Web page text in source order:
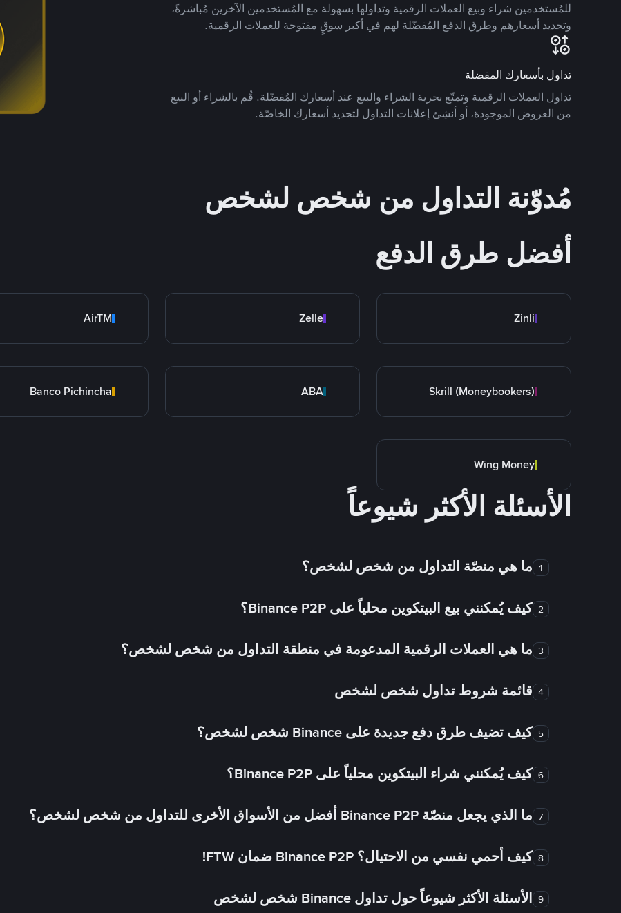
للمُستخدمين شراء وبيع العملات الرقمية وتداولها بسهولة مع المُستخدمين الآخرين مُباشرةً،
وتحديد أسعارهم وطرق الدفع المُفضّلة لهم في أكبر سوقٍ مفتوحة للعملات الرقمية.
تداول بأسعارك المفضلة
تداول العملات الرقمية وتمتّع بحرية الشراء والبيع عند أسعارك المُفضّلة. قُم بالشراء أو البيع
من العروض الموجودة، أو أنشِئ إعلانات التداول لتحديد أسعارك الخاصّة.
مُدوّنة التداول من شخص لشخص
أفضل طرق الدفع
Zinli
Zelle
AirTM
Skrill (Moneybookers)
ABA
Banco Pichincha
Wing Money
الأسئلة الأكثر شيوعاً
1 ما هي منصّة التداول من شخص لشخص؟
2 كيف يُمكنني بيع البيتكوين محلياً على Binance P2P؟
3 ما هي العملات الرقمية المدعومة في منطقة التداول من شخص لشخص؟
4 قائمة شروط تداول شخص لشخص
5 كيف تضيف طرق دفع جديدة على Binance شخص لشخص؟
6 كيف يُمكنني شراء البيتكوين محلياً على Binance P2P؟
7 ما الذي يجعل منصّة Binance P2P أفضل من الأسواق الأخرى للتداول من شخص لشخص؟
8 كيف أحمي نفسي من الاحتيال؟ Binance P2P ضمان FTW!
9 الأسئلة الأكثر شيوعاً حول تداول Binance شخص لشخص